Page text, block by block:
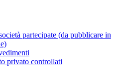
partecipate (da pubblicare in
privato controllati